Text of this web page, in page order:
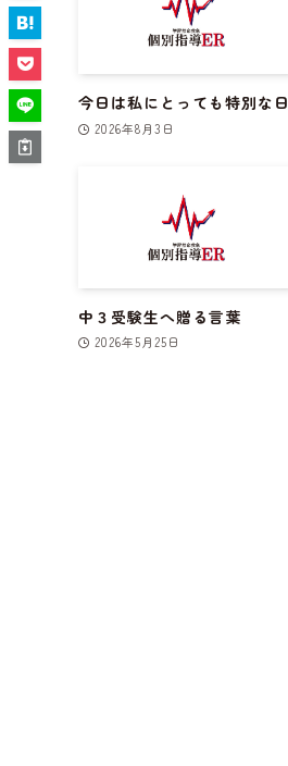
今日は私にとっても特別な日
2026年8月3日
中３受験生へ贈る言葉
2026年5月25日